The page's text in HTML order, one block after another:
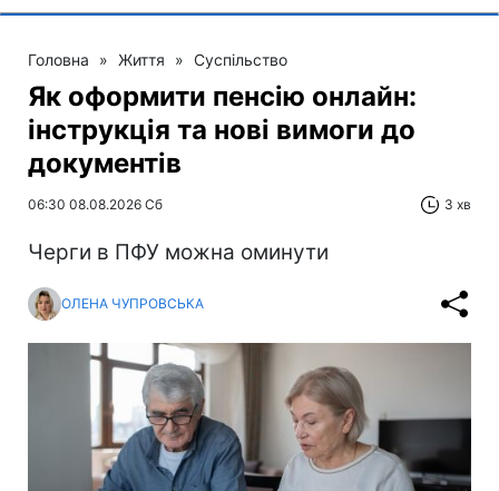
Головна » Життя » Суспільство
Як оформити пенсію онлайн:
інструкція та нові вимоги до
документів
06:30 08.08.2026 Сб 3 хв
Черги в ПФУ можна оминути
ОЛЕНА ЧУПРОВСЬКА